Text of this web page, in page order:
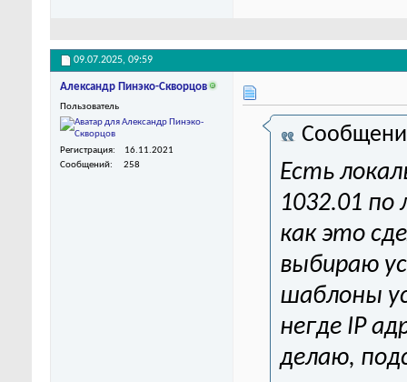
09.07.2025, 09:59
Александр Пинэко-Скворцов
Пользователь
Регистрация
16.11.2021
Сообщений
258
Есть
1032.01 по
как это
выбираю
шаблоны
негде IP
делаю,